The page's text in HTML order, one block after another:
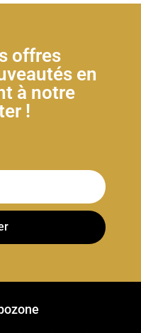
offres
en
à notre
!